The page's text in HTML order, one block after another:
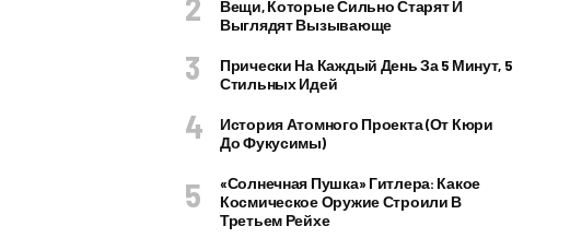
Вещи, Которые Сильно Старят И
Выглядят Вызывающе
Прически На Каждый День За 5 Минут, 5
Стильных Идей
История Атомного Проекта (от Кюри
До Фукусимы)
«Солнечная Пушка» Гитлера: Какое
Космическое Оружие Строили В
Третьем Рейхе